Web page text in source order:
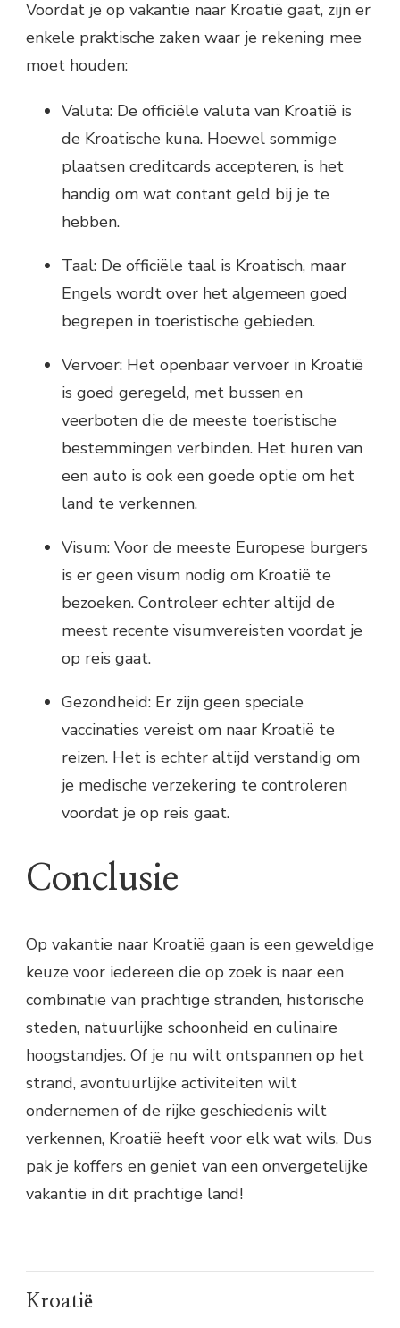
Voordat je op vakantie naar Kroatië gaat, zijn er
enkele praktische zaken waar je rekening mee
moet houden:
Valuta: De officiële valuta van Kroatië is
de Kroatische kuna. Hoewel sommige
plaatsen creditcards accepteren, is het
handig om wat contant geld bij je te
hebben.
Taal: De officiële taal is Kroatisch, maar
Engels wordt over het algemeen goed
begrepen in toeristische gebieden.
Vervoer: Het openbaar vervoer in Kroatië
is goed geregeld, met bussen en
veerboten die de meeste toeristische
bestemmingen verbinden. Het huren van
een auto is ook een goede optie om het
land te verkennen.
Visum: Voor de meeste Europese burgers
is er geen visum nodig om Kroatië te
bezoeken. Controleer echter altijd de
meest recente visumvereisten voordat je
op reis gaat.
Gezondheid: Er zijn geen speciale
vaccinaties vereist om naar Kroatië te
reizen. Het is echter altijd verstandig om
je medische verzekering te controleren
voordat je op reis gaat.
Conclusie
Op vakantie naar Kroatië gaan is een geweldige
keuze voor iedereen die op zoek is naar een
combinatie van prachtige stranden, historische
steden, natuurlijke schoonheid en culinaire
hoogstandjes. Of je nu wilt ontspannen op het
strand, avontuurlijke activiteiten wilt
ondernemen of de rijke geschiedenis wilt
verkennen, Kroatië heeft voor elk wat wils. Dus
pak je koffers en geniet van een onvergetelijke
vakantie in dit prachtige land!
Kroatië